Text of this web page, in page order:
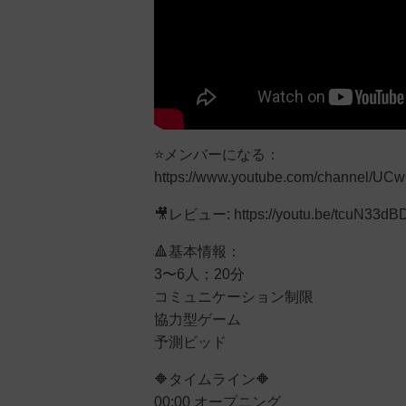
⭐メンバーになる：
https://www.youtube.com/channel/
🎥レビュー: https://youtu.be/
🔺基本情報：
3〜6人；20分
コミュニケーション制限
協力型ゲーム
予測ビッド
🔶タイムライン🔶
00:00 オープニング